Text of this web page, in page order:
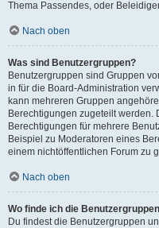
Thema Passendes, oder
Nach oben
Was sind Benutzergruppen?
Benutzergruppen sind Gruppen
in für die Board-Administration
kann mehreren Gruppen
Berechtigungen zugeteilt werden.
Berechtigungen für mehrere
Beispiel zu Moderatoren eines
einem nichtöffentlichen Forum zu
Nach oben
Wo finde ich die
Du findest die Benutzergruppen